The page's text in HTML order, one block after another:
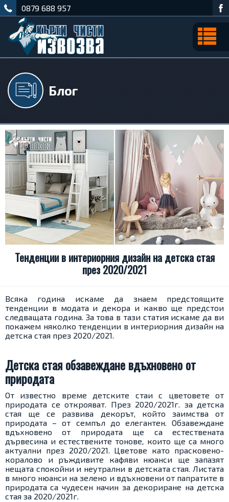
0879 688 957
Блог
Тенденции в интериорния дизайн на детска стая
през 2020/2021
Всяка година искаме да знаем предстоящите
тенденции в модата и декора и какво ще предстои
следващата година. За това в тази статия искаме да ви
покажем няколко тенденции в интериорния дизайн на
детска стая през 2020/2021.
Детска стая обзавеждане вдъхновено от
природата
От известно време детските стаи с цветовете от
природата се открояват. През 2020/2021г. за детска
стая ще се развива декорът, който заимства от
природата – от семпъл до елегантен. Обзавеждане
вдъхновено от природата ще са естествената
дървесина и естествените тонове, които ще са много
актуални през 2020/2021. Цветове като прасковено-
коралово и ръждивите кафяви нюанси ще запазят
нещата спокойни и неутрални в детската стая. Листата
в много нюанси на зелено и вдъхновени от папратите в
природата са чудесен начин за декориране на детска
стая за 2020/2021г.